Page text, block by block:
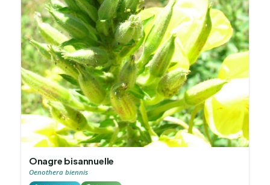
Onagre bisannuelle
Oenothera biennis